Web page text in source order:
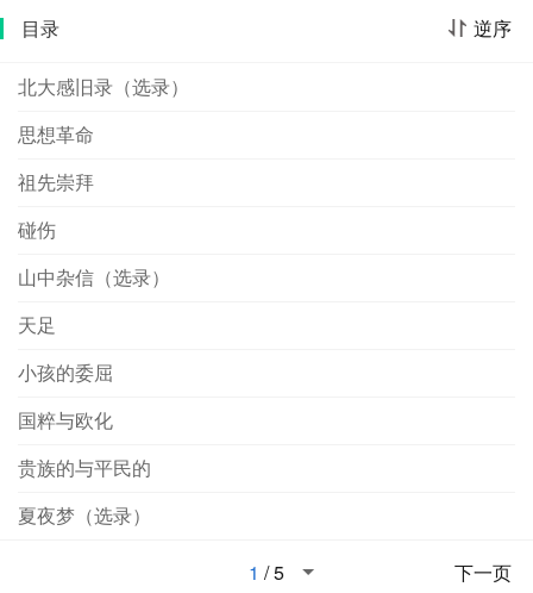
日本文化书（其二）、希腊之余光、闭户读书论、知堂逆序
目录
北大感旧录（选录）
思想革命
祖先崇拜
碰伤
山中杂信（选录）
天足
小孩的委屈
国粹与欧化
贵族的与平民的
夏夜梦（选录）
下一页
1 /5